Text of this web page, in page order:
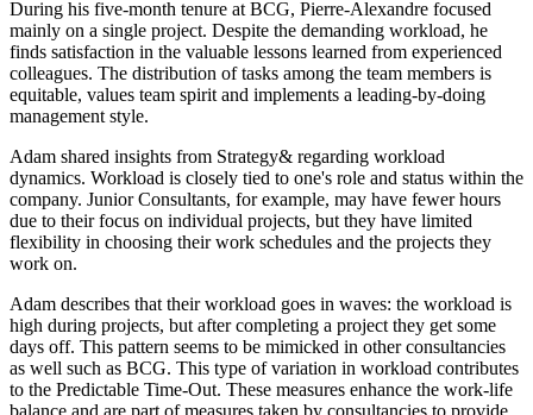
During his five-month tenure at BCG, Pierre-Alexandre focused
mainly on a single project. Despite the demanding workload, he
finds satisfaction in the valuable lessons learned from experienced
colleagues. The distribution of tasks among the team members is
equitable, values team spirit and implements a leading-by-doing
management style.
Adam shared insights from Strategy& regarding workload
dynamics. Workload is closely tied to one's role and status within the
company. Junior Consultants, for example, may have fewer hours
due to their focus on individual projects, but they have limited
flexibility in choosing their work schedules and the projects they
work on.
Adam describes that their workload goes in waves: the workload is
high during projects, but after completing a project they get some
days off. This pattern seems to be mimicked in other consultancies
as well such as BCG. This type of variation in workload contributes
to the Predictable Time-Out. These measures enhance the work-life
balance and are part of measures taken by consultancies to provide